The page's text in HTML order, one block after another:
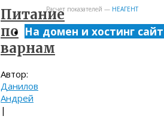
Питание
по
варнам
Автор:
Данилов
Андрей
|
Расчет показателей — НЕАГЕНТ
На домен и хостинг